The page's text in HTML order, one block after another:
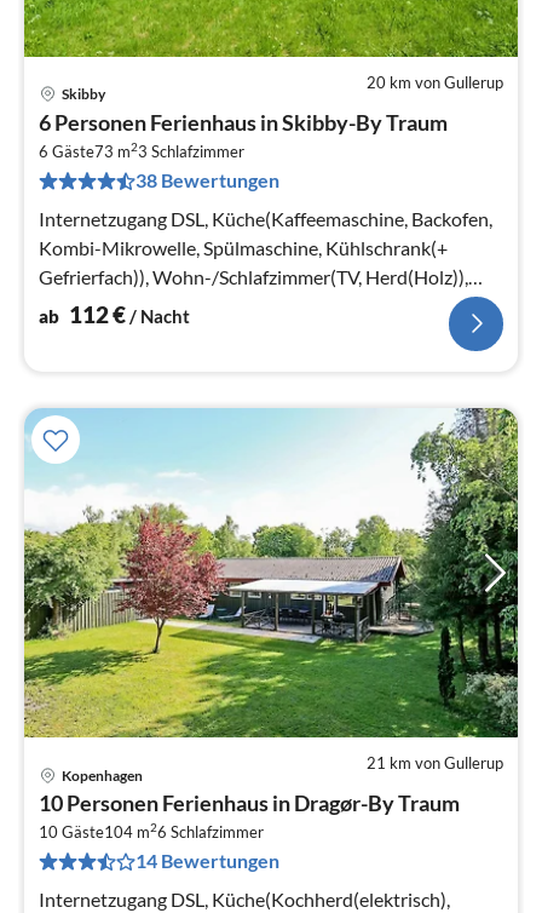
20 km von Gullerup
Skibby
6 Personen Ferienhaus in Skibby-By Traum
6 Gäste73 m23 Schlafzimmer
38 Bewertungen
Internetzugang DSL, Küche(Kaffeemaschine, Backofen,
Kombi-Mikrowelle, Spülmaschine, Kühlschrank(+
Gefrierfach)), Wohn-/Schlafzimmer(TV, Herd(Holz)),
Schlafzimmer(Doppelbett)
ab 112€/ Nacht
21 km von Gullerup
Kopenhagen
10 Personen Ferienhaus in Dragør-By Traum
10 Gäste104 m26 Schlafzimmer
14 Bewertungen
Internetzugang DSL, Küche(Kochherd(elektrisch),